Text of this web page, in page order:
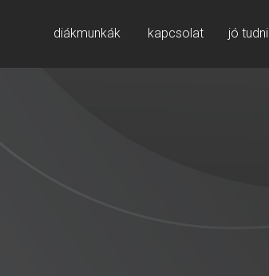
diákmunkák kapcsolat jó tudni